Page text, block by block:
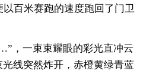
百米赛跑的速度跑回了门卫
，一束束耀眼的彩光直冲云
线突然炸开，赤橙黄绿青蓝